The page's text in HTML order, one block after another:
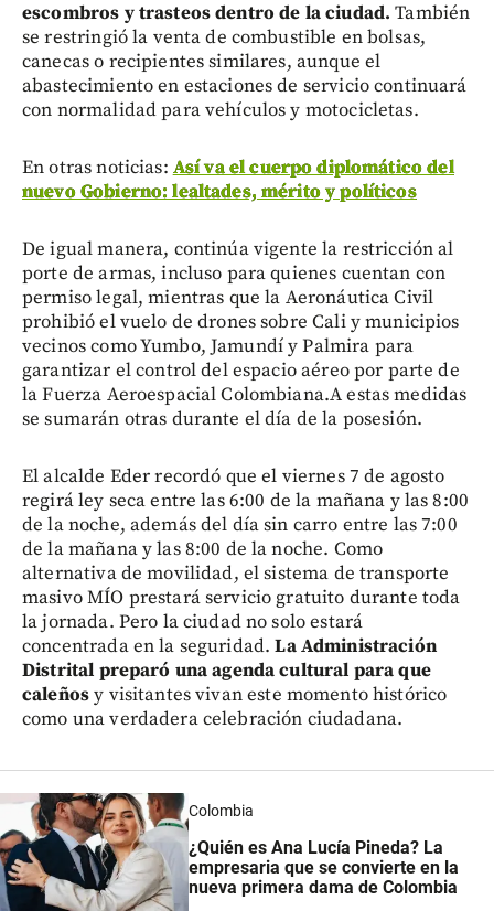
escombros y trasteos dentro de la ciudad. También
se restringió la venta de combustible en bolsas,
canecas o recipientes similares, aunque el
abastecimiento en estaciones de servicio continuará
con normalidad para vehículos y motocicletas.
En otras noticias: Así va el cuerpo diplomático del
nuevo Gobierno: lealtades, mérito y políticos
De igual manera, continúa vigente la restricción al
porte de armas, incluso para quienes cuentan con
permiso legal, mientras que la Aeronáutica Civil
prohibió el vuelo de drones sobre Cali y municipios
vecinos como Yumbo, Jamundí y Palmira para
garantizar el control del espacio aéreo por parte de
la Fuerza Aeroespacial Colombiana.A estas medidas
se sumarán otras durante el día de la posesión.
El alcalde Eder recordó que el viernes 7 de agosto
regirá ley seca entre las 6:00 de la mañana y las 8:00
de la noche, además del día sin carro entre las 7:00
de la mañana y las 8:00 de la noche. Como
alternativa de movilidad, el sistema de transporte
masivo MÍO prestará servicio gratuito durante toda
la jornada. Pero la ciudad no solo estará
concentrada en la seguridad.La Administración
Distrital preparó una agenda cultural para que
caleñosy visitantes vivan este momento histórico
como una verdadera celebración ciudadana.
Colombia
¿Quién es Ana Lucía Pineda? La
empresaria que se convierte en la
nueva primera dama de Colombia